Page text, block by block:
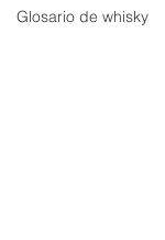
Glosario de whisky